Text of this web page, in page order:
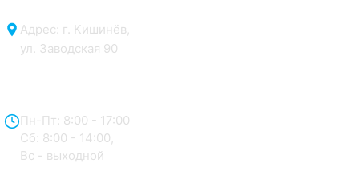
Адрес: г. Кишинёв,
ул. Заводская 90
Пн-Пт: 8:00 - 17:00
Сб: 8:00 - 14:00,
Вс - выходной